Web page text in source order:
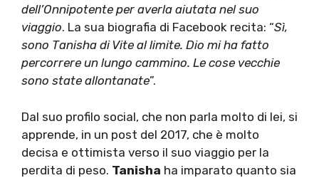
dell’Onnipotente per averla aiutata nel suo
viaggio. La sua biografia di Facebook recita: “Sì,
sono Tanisha di Vite al limite. Dio mi ha fatto
percorrere un lungo cammino. Le cose vecchie
sono state allontanate”.
Dal suo profilo social, che non parla molto di lei, si
apprende, in un post del 2017, che è molto
decisa e ottimista verso il suo viaggio per la
perdita di peso. Tanisha ha imparato quanto sia